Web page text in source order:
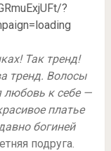
?
Так тренд!
тренд. Волосы
любовь к себе —
платье
богиней
подруга.